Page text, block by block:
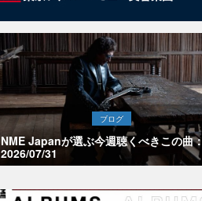
ブログ
NME Japanが選ぶ今週聴くべきこの曲：
2026/07/31